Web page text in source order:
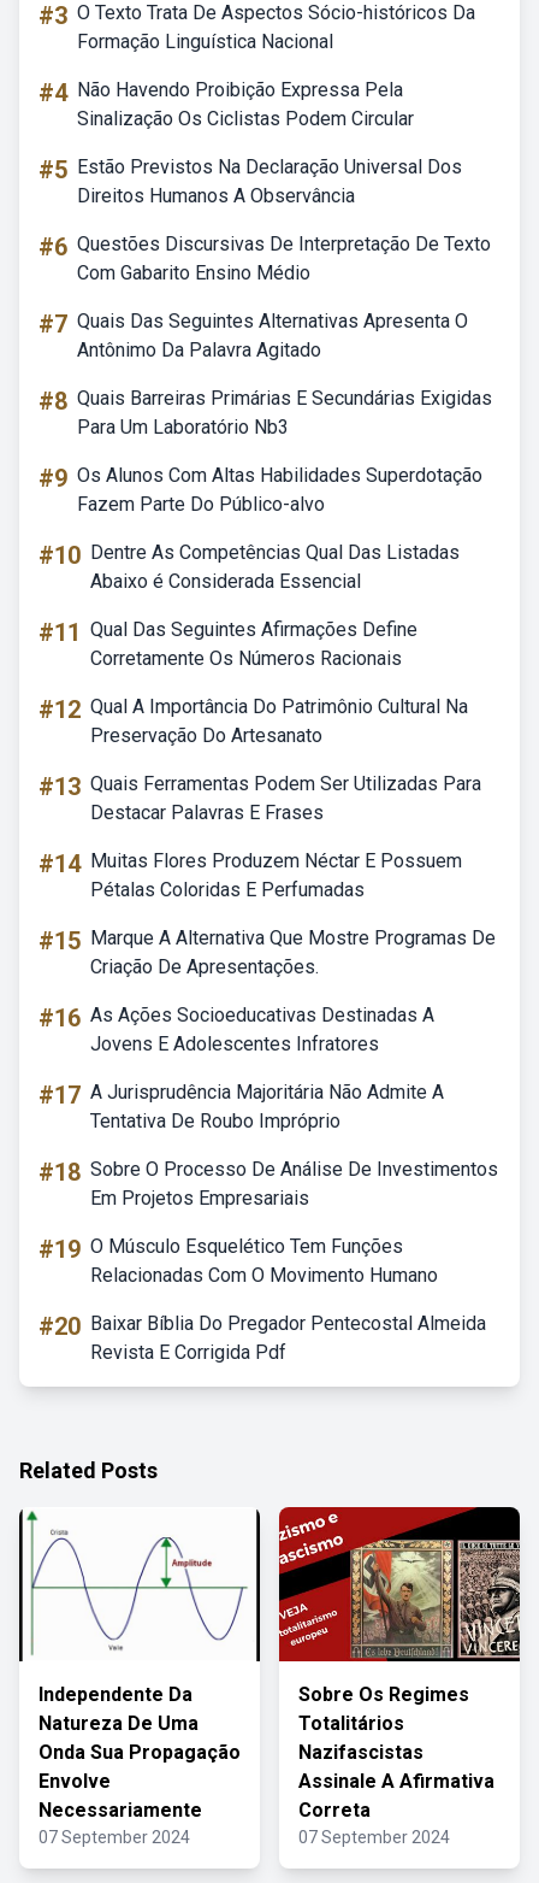
#3 O Texto Trata De Aspectos Sócio-históricos Da
Formação Linguística Nacional
#4 Não Havendo Proibição Expressa Pela
Sinalização Os Ciclistas Podem Circular
#5 Estão Previstos Na Declaração Universal Dos
Direitos Humanos A Observância
#6 Questões Discursivas De Interpretação De Texto
Com Gabarito Ensino Médio
#7 Quais Das Seguintes Alternativas Apresenta O
Antônimo Da Palavra Agitado
#8 Quais Barreiras Primárias E Secundárias Exigidas
Para Um Laboratório Nb3
#9 Os Alunos Com Altas Habilidades Superdotação
Fazem Parte Do Público-alvo
#10 Dentre As Competências Qual Das Listadas
Abaixo é Considerada Essencial
#11 Qual Das Seguintes Afirmações Define
Corretamente Os Números Racionais
#12 Qual A Importância Do Patrimônio Cultural Na
Preservação Do Artesanato
#13 Quais Ferramentas Podem Ser Utilizadas Para
Destacar Palavras E Frases
#14 Muitas Flores Produzem Néctar E Possuem
Pétalas Coloridas E Perfumadas
#15 Marque A Alternativa Que Mostre Programas De
Criação De Apresentações.
#16 As Ações Socioeducativas Destinadas A
Jovens E Adolescentes Infratores
#17 A Jurisprudência Majoritária Não Admite A
Tentativa De Roubo Impróprio
#18 Sobre O Processo De Análise De Investimentos
Em Projetos Empresariais
#19 O Músculo Esquelético Tem Funções
Relacionadas Com O Movimento Humano
#20 Baixar Bíblia Do Pregador Pentecostal Almeida
Revista E Corrigida Pdf
Related Posts
Independente Da
Natureza De Uma
Onda Sua Propagação
Envolve
Necessariamente
07 September 2024
Sobre Os Regimes
Totalitários
Nazifascistas
Assinale A Afirmativa
Correta
07 September 2024